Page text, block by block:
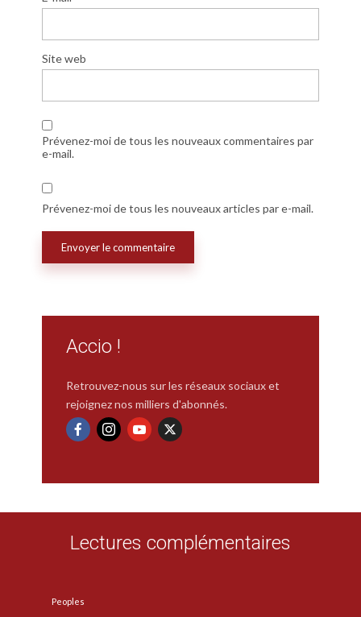
Site web
Prévenez-moi de tous les nouveaux commentaires par
e-mail.
Prévenez-moi de tous les nouveaux articles par e-mail.
Accio !
Retrouvez-nous sur les réseaux sociaux et
rejoignez nos milliers d'abonnés.
Lectures complémentaires
Peoples